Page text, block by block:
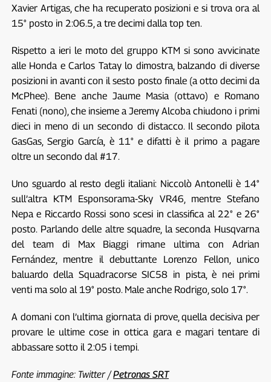
Xavier Artigas, che ha recuperato posizioni e si trova ora al
15° posto in 2:06.5, a tre decimi dalla top ten.
Rispetto a ieri le moto del gruppo KTM si sono avvicinate
alle Honda e Carlos Tatay lo dimostra, balzando di diverse
posizioni in avanti con il sesto posto finale (a otto decimi da
McPhee). Bene anche Jaume Masia (ottavo) e Romano
Fenati (nono), che insieme a Jeremy Alcoba chiudono i primi
dieci in meno di un secondo di distacco. Il secondo pilota
GasGas, Sergio García, è 11° e difatti è il primo a pagare
oltre un secondo dal #17.
Uno sguardo al resto degli italiani: Niccolò Antonelli è 14°
sull’altra KTM Esponsorama-Sky VR46, mentre Stefano
Nepa e Riccardo Rossi sono scesi in classifica al 22° e 26°
posto. Parlando delle altre squadre, la seconda Husqvarna
del team di Max Biaggi rimane ultima con Adrian
Fernández, mentre il debuttante Lorenzo Fellon, unico
baluardo della Squadracorse SIC58 in pista, è nei primi
venti ma solo al 19° posto. Male anche Rodrigo, solo 17°.
A domani con l’ultima giornata di prove, quella decisiva per
provare le ultime cose in ottica gara e magari tentare di
abbassare sotto il 2:05 i tempi.
Fonte immagine: Twitter /Petronas SRT